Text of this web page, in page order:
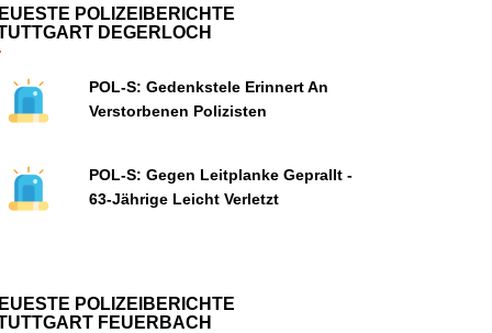
POLIZEIBERICHTE
DEGERLOCH
POL-S: Gedenkstele Erinnert An
Verstorbenen Polizisten
POL-S: Gegen Leitplanke Geprallt -
63-Jährige Leicht Verletzt
POLIZEIBERICHTE
FEUERBACH